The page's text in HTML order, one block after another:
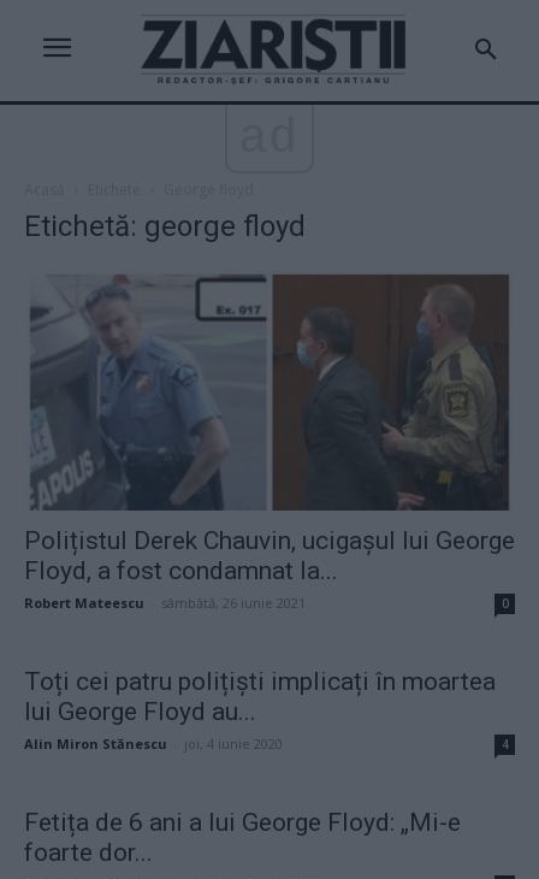
Etichetă: george floyd
Polițistul Derek Chauvin, ucigașul lui George
Floyd, a fost condamnat la...
Robert Mateescu sâmbătă, 26 iunie 2021 0
Toți cei patru polițiști implicați în moartea
lui George Floyd au...
Alin Miron Stănescu joi, 4 iunie 2020 4
Fetița de 6 ani a lui George Floyd: „Mi-e
foarte dor...